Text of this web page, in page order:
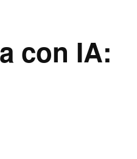
con IA: